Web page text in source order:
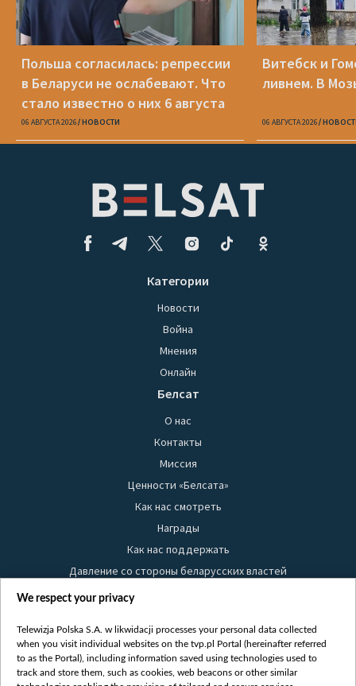
Польша согласилась: репрессии
в Беларуси не ослабевают. Что
стало известно о них 6 августа
06 АВГУСТА 2026 НОВОСТИ
Витебск и
ливнем. В
06 АВГУСТА 2026
Категории
Новости
Война
Мнения
Онлайн
Белсат
О нас
Контакты
Миссия
Ценности «Белсата»
Как нас смотреть
Награды
Как нас поддержать
Давление со стороны беларусских властей
Правила использования материалов
Безопасность
Youtube
We respect your privacy
Telewizja Polska S.A. w likwidacji processes your personal data collected
when you visit individual websites on the tvp.pl Portal (hereinafter referred
to as the Portal), including information saved using technologies used to
track and store them, such as cookies, web beacons or other similar